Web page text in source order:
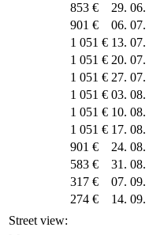
853 €
29. 06.
901 €
06. 07.
1 051 € 13.
1 051 € 20. 07.
1 051 € 27. 07.
1 051 € 03. 08.
1 051 € 10.
1 051 € 17.
901 €
24. 08.
583 €
31. 08.
317 €
07. 09.
274 €
14.
Street view: